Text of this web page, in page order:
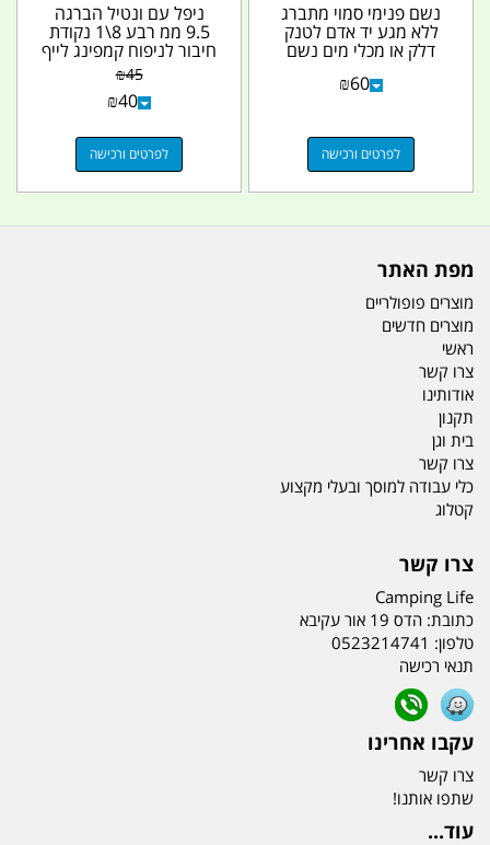
נשם פנימי סמוי מתברג
ללא מגע יד אדם לטנק
דלק או מכלי מים נשם
לכל מטרה קמפינג...
₪60
לפרטים ורכישה
ניפל עם ונטיל הברגה
9.5 ממ רבע 8\1 נקודת
חיבור לניפוח קמפינג לייף
₪45
₪40
לפרטים ורכישה
מפת האתר
מוצרים פופולריים
מוצרים חדשים
ראשי
צרו קשר
אודותינו
תקנון
בית וגן
צרו קשר
כלי עבודה למוסך ובעלי מקצוע
קטלוג
צרו קשר
Camping Life
כתובת: הדס 19 אור עקיבא
טלפון: 0523214741
תנאי רכישה
עקבו אחרינו
צרו קשר
שתפו אותנו!
עוד...